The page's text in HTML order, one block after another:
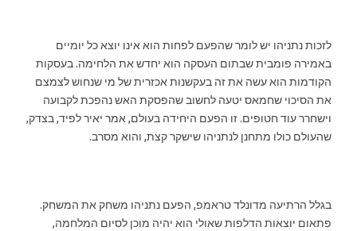
לזכות נתניהו יש לומר שהפעם לפחות הוא אינו יוצא כל יומיים
באמירה פומבית שבתום העסקה הוא יחדש את הלחימה. בעסקות
הקודמות הוא עשה את זה בעקשנות אכזרית של מי שנחוש לצמצם
את הסיכוי שחמאס יטעה לחשוב שהפסקת האש נהפכת לקבועה
וישחרר עוד חטופים. זו הפעם היחידה בעולם, אמר יאיר לפיד, בצדק,
שהעולם כולו מתחנן לנתניהו שישקר קצת, והוא מסרב.
בגלל הרתיעה מדונלד טראמפ, הפעם נתניהו משחק את המשחק.
פתאום יוצאות הדלפות שאולי הוא יהיה מוכן לסיום המלחמה,